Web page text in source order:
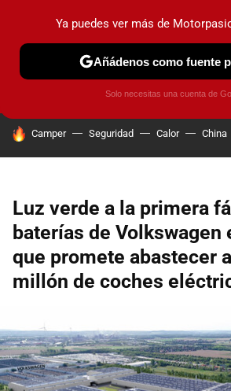
PRUEBAS COCHES ELÉCTRICOS
HOY SE HABLA DE
Camper Seguridad Calor China
Luz verde a la primera
baterías de Volkswagen
que promete abastecer
millón de coches
Ya puedes ver más de
Añádenos como fuente
Solo necesitas una cuenta de